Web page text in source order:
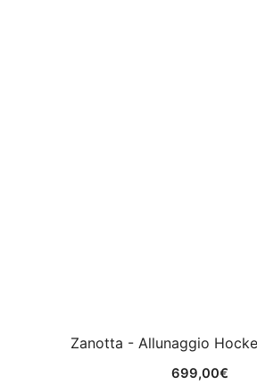
Zanotta - Allunaggio
699,00€